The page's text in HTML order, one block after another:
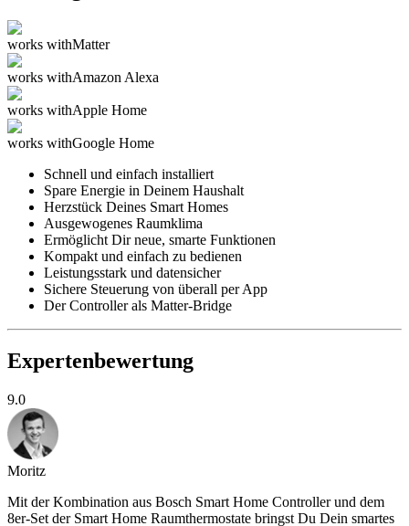
works withMatter
works withAmazon Alexa
works withApple Home
works withGoogle Home
Schnell und einfach installiert
Spare Energie in Deinem Haushalt
Herzstück Deines Smart Homes
Ausgewogenes Raumklima
Ermöglicht Dir neue, smarte Funktionen
Kompakt und einfach zu bedienen
Leistungsstark und datensicher
Sichere Steuerung von überall per App
Der Controller als Matter-Bridge
Expertenbewertung
9.0
Moritz
Mit der Kombination aus Bosch Smart Home Controller und dem
8er-Set der Smart Home Raumthermostate bringst Du Dein smartes